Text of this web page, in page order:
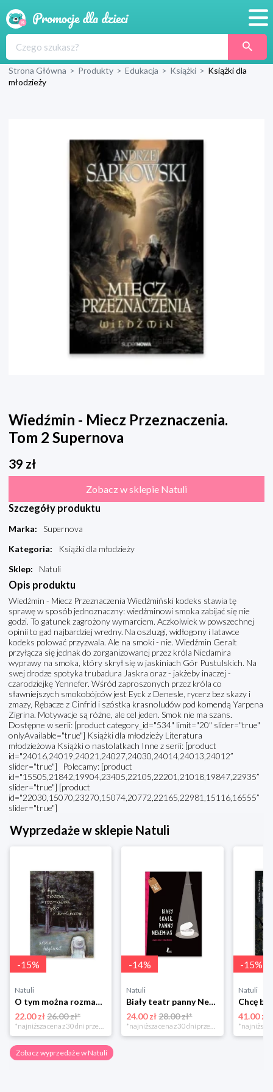
Produkty
Wyprawka
Strona Główna > Produkty > Edukacja > Książki > Książki dla
młodzieży
Wiedźmin - Miecz Przeznaczenia.
Tom 2 Supernova
39 zł
Zobacz w sklepie Natuli
Szczegóły produktu
Marka:
Supernova
Kategoria:
Książki dla młodzieży
Sklep: Natuli
Opis produktu
Wiedźmin - Miecz Przeznaczenia Wiedźmiński kodeks stawia tę
sprawę w sposób jednoznaczny: wiedźminowi smoka zabijać się nie
godzi. To gatunek zagrożony wymarciem. Aczkolwiek w powszechnej
opinii to gad najbardziej wredny. Na oszluzgi, widłogony i latawce
kodeks polować przyzwala. Ale na smoki - nie. Wiedźmin Geralt
przyłącza się jednak do zorganizowanej przez króla Niedamira
wyprawy na smoka, który skrył się w jaskiniach Gór Pustulskich. Na
swej drodze spotyka trubadura Jaskra oraz - jakżeby inaczej -
czarodziejkę Yennefer. Wśród zaproszonych przez króla co
sławniejszych smokobójców jest Eyck z Denesle, rycerz bez skazy i
zmazy, Rębacze z Cinfrid i szóstka krasnoludów pod komendą Yarpena
Zigrina. Motywacje są różne, ale cel jeden. Smok nie ma szans.
Dostępne w serii: [product category_id="534" limit="20" slider="true"
onlyAvailable="true"] Książki dla młodzieży Literatura
młodzieżowa Książki o nastolatkach Inne z serii: [product
id="24016,24019,24021,24027,24030,24014,24013,24012”
slider="true"] Polecamy: [product
id="15505,21842,19904,23405,22105,22201,21018,19847,22935”
slider="true"] [product
id="22030,15070,23270,15074,20772,22165,22981,15116,16555”
slider="true"]
Wyprzedaże w sklepie Natuli
-15%
Natuli
O tym można rozmawiać tylko z królikami Zakamarki
22.00 zł26.00 zł*
*najniższa cena z 30 dni przed obniżką
-14%
Natuli
Biały teatr panny Nehemias
24.00 zł 28.00 zł*
*najniższa cena z 30 dni przed obniżką
-15%
Natuli
41.00 zł
Zobacz wyprzedaże w Natuli